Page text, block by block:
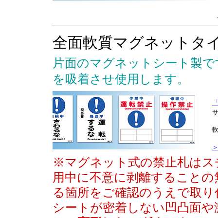
全面軟質マグネット
片面のマグネットシート製
を吸着させ使用します。
※マグネット式の禁止札は
用中に不意に剥離すること
る箇所をご確認のうえで取
シートが密着しない凹凸面